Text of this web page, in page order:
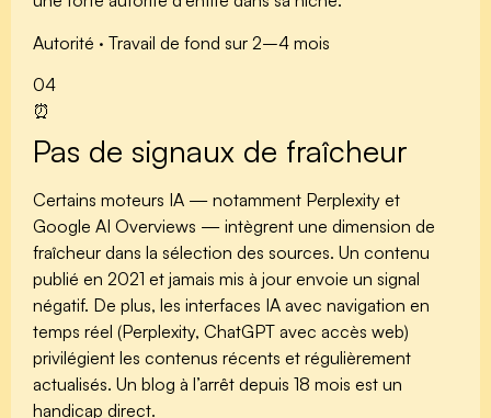
Autorité · Travail de fond sur 2–4 mois
04
⏰
Pas de signaux de fraîcheur
Certains moteurs IA — notamment Perplexity et
Google AI Overviews — intègrent une dimension de
fraîcheur dans la sélection des sources. Un contenu
publié en 2021 et jamais mis à jour envoie un signal
négatif. De plus, les interfaces IA avec navigation en
temps réel (Perplexity, ChatGPT avec accès web)
privilégient les contenus récents et régulièrement
actualisés. Un blog à l’arrêt depuis 18 mois est un
handicap direct.